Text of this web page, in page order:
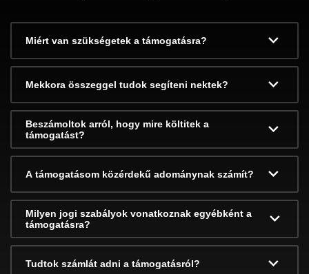
Miért van szükségetek a támogatásra?
Mekkora összeggel tudok segíteni nektek?
Beszámoltok arról, hogy mire költitek a
támogatást?
A támogatásom közérdekű adománynak számít?
Milyen jogi szabályok vonatkoznak egyébként a
támogatásra?
Tudtok számlát adni a támogatásról?